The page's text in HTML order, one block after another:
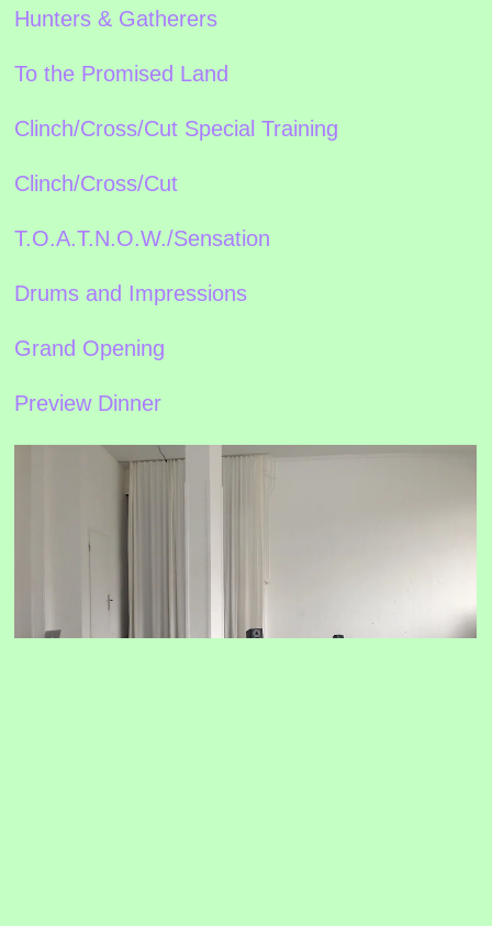
Hunters & Gatherers
To the Promised Land
Clinch/Cross/Cut Special Training
Clinch/Cross/Cut
T.O.A.T.N.O.W./Sensation
Drums and Impressions
Grand Opening
Preview Dinner